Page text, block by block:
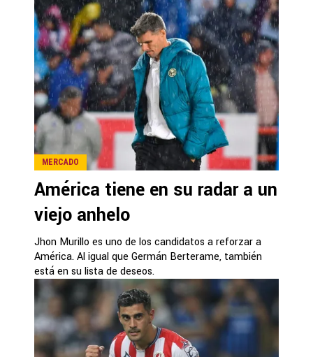
MERCADO
América tiene en su radar a un
viejo anhelo
Jhon Murillo es uno de los candidatos a reforzar a
América. Al igual que Germán Berterame, también
está en su lista de deseos.